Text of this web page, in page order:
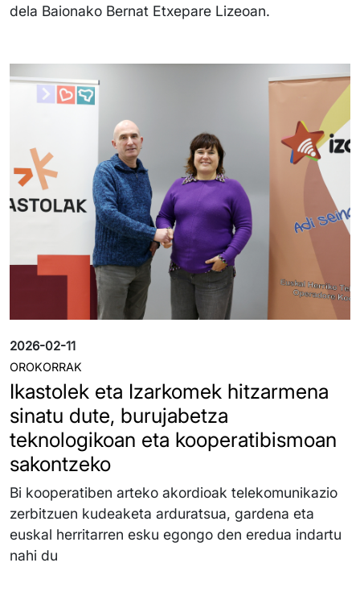
dela Baionako Bernat Etxepare Lizeoan.
Irudia
2026-02-11
OROKORRAK
Ikastolek eta Izarkomek hitzarmena
sinatu dute, burujabetza
teknologikoan eta kooperatibismoan
sakontzeko
Bi kooperatiben arteko akordioak telekomunikazio
zerbitzuen kudeaketa arduratsua, gardena eta
euskal herritarren esku egongo den eredua indartu
nahi du